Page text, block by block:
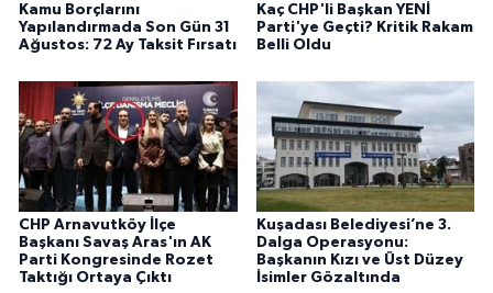
Kamu Borçlarını
Yapılandırmada Son Gün 31
Ağustos: 72 Ay Taksit Fırsatı
Kaç CHP'li Başkan YENİ
Parti'ye Geçti? Kritik Rakam
Belli Oldu
CHP Arnavutköy İlçe
Başkanı Savaş Aras'ın AK
Parti Kongresinde Rozet
Taktığı Ortaya Çıktı
Kuşadası Belediyesi’ne 3.
Dalga Operasyonu:
Başkanın Kızı ve Üst Düzey
İsimler Gözaltında